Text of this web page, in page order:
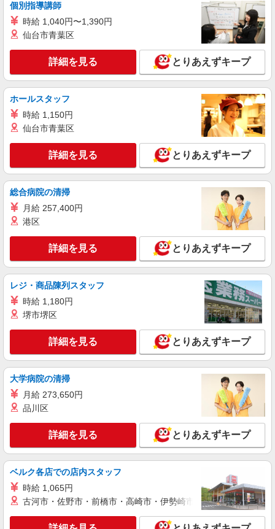
職業紹介
株式会社kotrio /●YK-S-2083313
働きながら資格取得を目指せる！デイのパート
スタッフ♪
時給1550円〜2312円 ＜交通費全支給(ガソリ
ン代含む)＞
最寄り：聖蹟桜ヶ丘駅
キープ 詳細を見る
職業紹介
株式会社kotrio /●YK-S-1863327
京王永山駅近く★シニア向け住宅で生活サポー
ト☆介護度低め
【正社員】月給240,000〜400,000円 ・基本
給：200,000円〜220,000円 ・資格手当：10,000〜
30,000円 ・役職手当：10,000〜70,000円 ・処遇改
善手当：20,000〜60,000円（勤続年数、保有資格
により変動） ・固定残業手当：20,000円（10時
間） ※固定残業時間を超過する場合には超過勤務
手当として別途支給 ・夜勤手当：10,000円/1回
（上記給与とは別に支給） 下記資格をお持ちの方
歓迎 ・認知症介護基礎研修 ・初任者研修 ・実務
キープ 詳細を見る
派遣社員
東京都多摩市
キープ 詳細を見る
派遣社員
株式会社トラストグロース 新宿本社 第2営業部
デイサービスでの介護士
時給：1440円〜1650円 ※資格や経験などによ
る
東京都多摩市
キープ 詳細を見る
派遣社員
個別指導講師
時給 1,040円〜1,390円
仙台市青葉区
詳細を見る とりあえずキープ
ホールスタッフ
時給 1,150円
仙台市青葉区
詳細を見る とりあえずキープ
総合病院の清掃
月給 257,400円
港区
詳細を見る とりあえずキープ
レジ・商品陳列スタッフ
時給 1,180円
堺市堺区
詳細を見る とりあえずキープ
大学病院の清掃
月給 273,650円
品川区
詳細を見る とりあえずキープ
ベルク各店での店内スタッフ
時給 1,065円
古河市・佐野市・前橋市・高崎市・伊勢崎市・太田市・館林市